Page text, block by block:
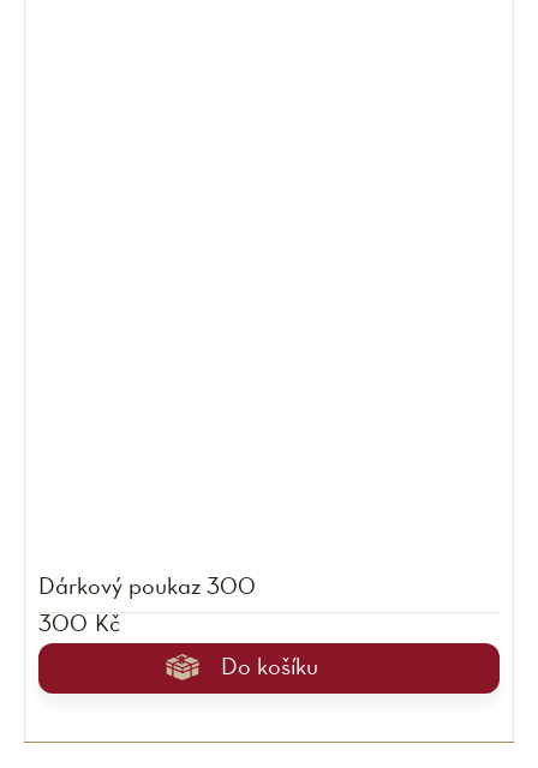
Dárkový poukaz 300
300 Kč
Do košíku